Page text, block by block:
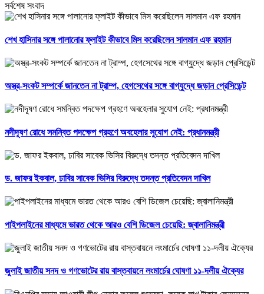
সর্বশেষ সংবাদ
শেখ হাসিনার সঙ্গে পালানোর ফ্লাইট কীভাবে মিস করেছিলেন সালমান এফ রহমান
অস্ত্র-সংকট সম্পর্কে জানতেন না ট্রাম্প, হেগসেথের সঙ্গে বাগ্‌যুদ্ধে জড়ান প্রেসিডেন্ট
নদীদূষণ রোধে সমন্বিত পদক্ষেপ গ্রহণে অবহেলার সুযোগ নেই: প্রধানমন্ত্রী
ড. জাফর ইকবাল, ঢাবির সাবেক ভিসির বিরুদ্ধে তদন্ত প্রতিবেদন দাখিল
পাইপলাইনের মাধ্যমে ভারত থেকে আরও বেশি ডিজেল চেয়েছি: জ্বালানিমন্ত্রী
জুলাই জাতীয় সনদ ও গণভোটের রায় বাস্তবায়নে লংমার্চের ঘোষণা ১১-দলীয় ঐক্যের